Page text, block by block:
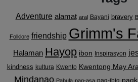
Adventure alamat aral Bayani bravery
Folklore friendship Grimm's
Halaman Hayop ibon Inspirasyon
kindness kultura Kwento Kwentong May
Mindanao Pabula pag-asa pag-ibig